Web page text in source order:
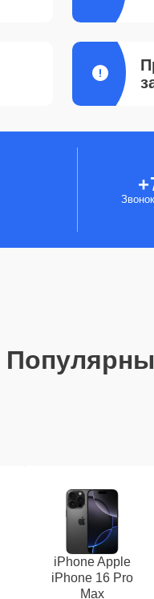
iPhone Apple
iPhone 16 Pro
Max